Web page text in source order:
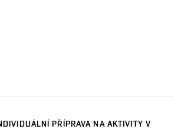
PŘÍPRAVA NA AKTIVITY V